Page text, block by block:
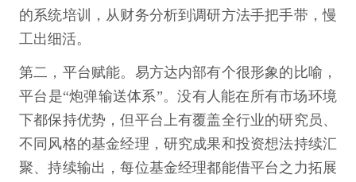
的系统培训，从财务分析到调研方法手把手带，慢
工出细活。
第二，平台赋能。易方达内部有个很形象的比喻，
平台是“炮弹输送体系”。没有人能在所有市场环境
下都保持优势，但平台上有覆盖全行业的研究员、
不同风格的基金经理，研究成果和投资想法持续汇
聚、持续输出，每位基金经理都能借平台之力拓展